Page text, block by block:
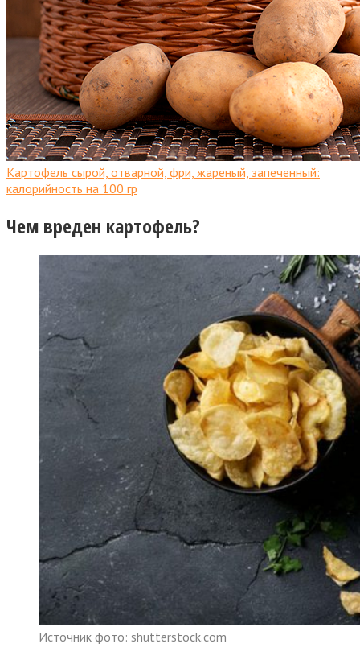
Картофель сырой, отварной, фри, жареный, запеченный:
калорийность на 100 гр
Чем вреден картофель?
Источник фото: shutterstock.com